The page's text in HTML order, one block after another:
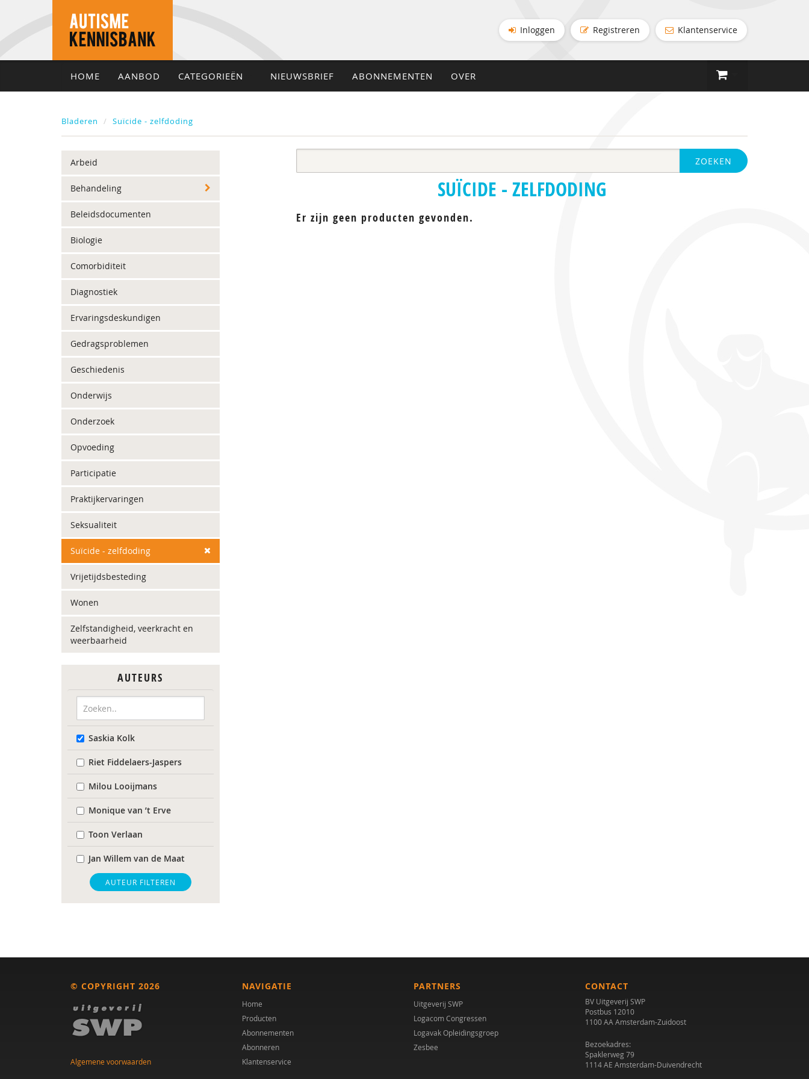
Inloggen Registreren Klantenservice
HOME AANBOD CATEGORIEËN NIEUWSBRIEF ABONNEMENTEN OVER
Bladeren Suïcide - zelfdoding
Arbeid
Behandeling
Beleidsdocumenten
Biologie
Comorbiditeit
Diagnostiek
Ervaringsdeskundigen
Gedragsproblemen
Geschiedenis
Onderwijs
Onderzoek
Opvoeding
Participatie
Praktijkervaringen
Seksualiteit
Suïcide - zelfdoding
Vrijetijdsbesteding
Wonen
Zelfstandigheid, veerkracht en
weerbaarheid
AUTEURS
Saskia Kolk
Riet Fiddelaers-Jaspers
Milou Looijmans
Monique van ’t Erve
Toon Verlaan
Jan Willem van de Maat
AUTEUR FILTEREN
ZOEKEN
SUÏCIDE - ZELFDODING
Er zijn geen producten gevonden.
© COPYRIGHT 2026
Algemene voorwaarden
NAVIGATIE
Home
Producten
Abonnementen
Abonneren
Klantenservice
PARTNERS
Uitgeverij SWP
Logacom Congressen
Logavak Opleidingsgroep
Zesbee
CONTACT
BV Uitgeverij SWP
Postbus 12010
1100 AA Amsterdam-Zuidoost
Bezoekadres:
Spaklerweg 79
1114 AE Amsterdam-Duivendrecht